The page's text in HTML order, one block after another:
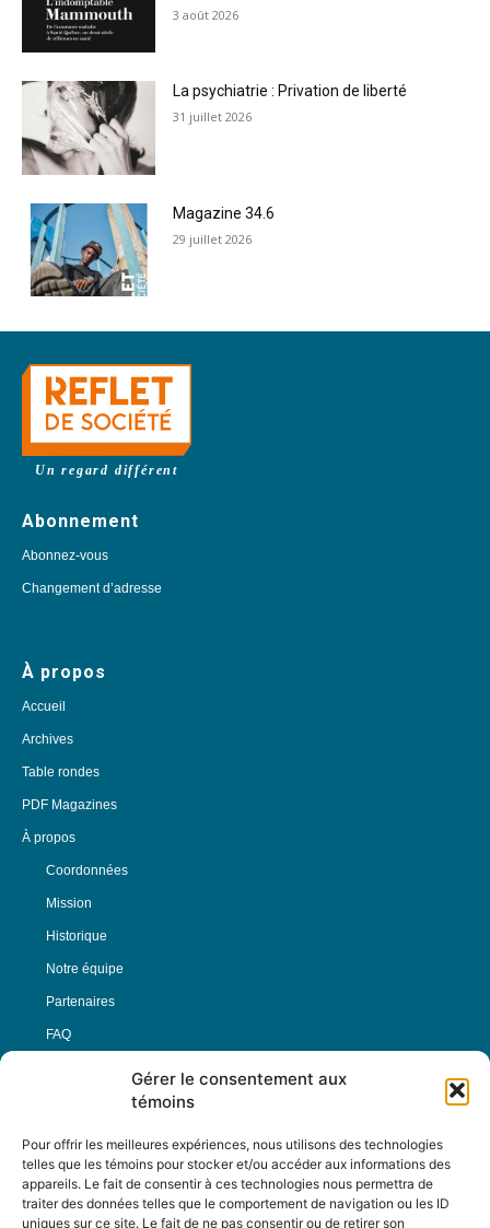
Gérer le consentement aux
témoins
Pour offrir les meilleures expériences, nous utilisons des technologies
telles que les témoins pour stocker et/ou accéder aux informations des
appareils. Le fait de consentir à ces technologies nous permettra de
traiter des données telles que le comportement de navigation ou les ID
uniques sur ce site. Le fait de ne pas consentir ou de retirer son
3 août 2026
La psychiatrie : Privation de liberté
31 juillet 2026
Magazine 34.6
29 juillet 2026
Un regard différent
Abonnement
Abonnez-vous
Changement d’adresse
À propos
Accueil
Archives
Table rondes
PDF Magazines
À propos
Coordonnées
Mission
Historique
Notre équipe
Partenaires
FAQ
Nous Suivre